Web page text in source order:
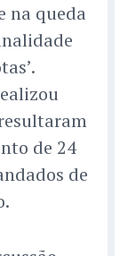
na queda
de 24
de